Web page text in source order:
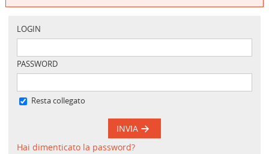
LOGIN
PASSWORD
Resta collegato
INVIA
Hai dimenticato la password?